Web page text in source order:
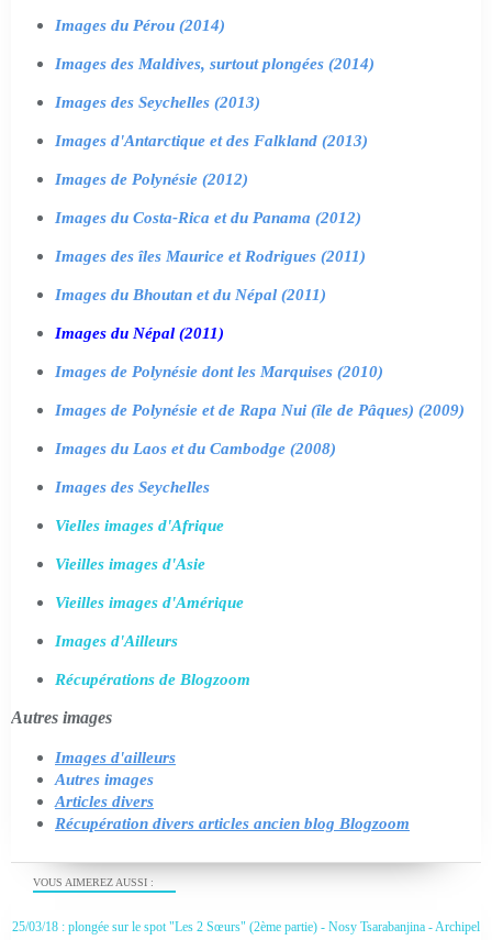
VOUS AIMEREZ AUSSI :
25/03/18 : plongée sur le spot "Les 2 Sœurs" (2ème partie) - Nosy Tsarabanjina - Archipel
Images du Pérou (2014)
Images des Maldives, surtout plongées (2014)
Images des Seychelles (2013)
Images d'Antarctique et des Falkland (2013)
Images de Polynésie (2012)
Images du Costa-Rica et du Panama (2012)
Images des îles Maurice et Rodrigues (2011)
Images du Bhoutan et du Népal (2011)
Images du Népal (2011)
Images de Polynésie dont les Marquises (2010)
Images de Polynésie et de Rapa Nui (île de Pâques) (2009)
Images du Laos et du Cambodge (2008)
Images des Seychelles
Vielles images d'Afrique
Vieilles images d'Asie
Vieilles images d'Amérique
Images d'Ailleurs
Récupérations de Blogzoom
Autres images
Images d'ailleurs
Autres images
Articles divers
Récupération divers articles ancien blog Blogzoom